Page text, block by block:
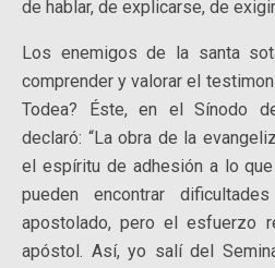
de hablar, de explicarse, de
Los enemigos de la santa
comprender y valorar el
Todea? Éste, en el Sínodo
declaró: “La obra de la
el espíritu de adhesión a lo
pueden encontrar
apostolado, pero el esfuerzo
apóstol. Así, yo salí del